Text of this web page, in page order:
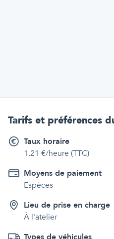
Tarifs et préférences
Taux horaire
1.21 €/heure (TTC)
Moyens de paiement
Espèces
Lieu de prise en charge
À l'atelier